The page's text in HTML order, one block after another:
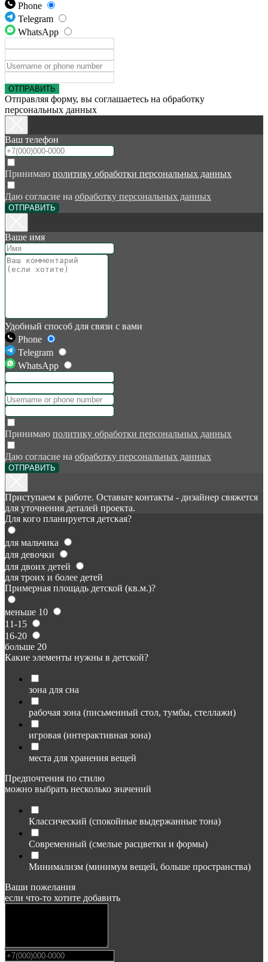
Phone
Telegram
WhatsApp
ОТПРАВИТЬ
Отправляя форму, вы соглашаетесь на обработку
персональных данных
Ваш телефон
Принимаю политику обработки персональных данных
Даю согласие на обработку персональных данных
ОТПРАВИТЬ
Ваше имя
Удобный способ для связи с вами
Phone
Telegram
WhatsApp
Принимаю политику обработки персональных данных
Даю согласие на обработку персональных данных
ОТПРАВИТЬ
Приступаем к работе. Оставьте контакты - дизайнер свяжется
для уточнения деталей проекта.
Для кого планируется детская?
для мальчика
для девочки
для двоих детей
для троих и более детей
Примерная площадь детской (кв.м.)?
меньше 10
11-15
16-20
больше 20
Какие элементы нужны в детской?
зона для сна
рабочая зона (письменный стол, тумбы, стеллажи)
игровая (интерактивная зона)
места для хранения вещей
Предпочтения по стилю
можно выбрать несколько значений
Классический (спокойные выдержанные тона)
Современный (смелые расцветки и формы)
Минимализм (минимум вещей, больше пространства)
Ваши пожелания
если что-то хотите добавить